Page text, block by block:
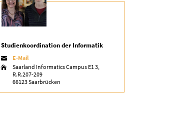
Studienkoordination der Informatik
 E-Mail

Saarland Informatics Campus E1 3,
R.R.207-209
66123 Saarbrücken